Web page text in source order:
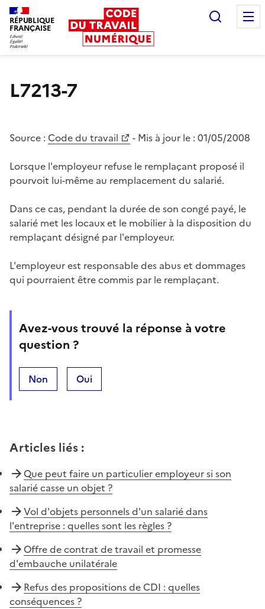
RÉPUBLIQUE
FRANÇAISE
L7213-7
Source : Code du travail - Mis à jour le : 01/05/2008
Lorsque l'employeur refuse le remplaçant proposé il
pourvoit lui-même au remplacement du salarié.
Dans ce cas, pendant la durée de son congé payé, le
salarié met les locaux et le mobilier à la disposition du
remplaçant désigné par l'employeur.
L'employeur est responsable des abus et dommages
qui pourraient être commis par le remplaçant.
Avez-vous trouvé la réponse à votre
question ?
Non Oui
Articles liés :
Que peut faire un particulier employeur si son
salarié casse un objet ?
Vol d'objets personnels d'un salarié dans
l'entreprise : quelles sont les règles ?
Offre de contrat de travail et promesse
d'embauche unilatérale
Refus des propositions de CDI : quelles
conséquences ?